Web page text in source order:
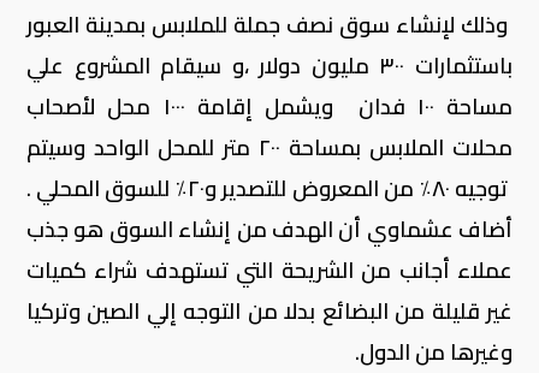
وذلك لإنشاء سوق نصف جملة للملابس بمدينة العبور
باستثمارات ٣٠٠ مليون دولار ،و سيقام المشروع علي
مساحة ١٠٠ فدان ويشمل إقامة ١٠٠٠ محل لأصحاب
محلات الملابس بمساحة ٢٠٠ متر للمحل الواحد وسيتم
توجيه ٨٠٪ من المعروض للتصدير و٢٠٪ للسوق المحلي .
أضاف عشماوي أن الهدف من إنشاء السوق هو جذب
عملاء أجانب من الشريحة التي تستهدف شراء كميات
غير قليلة من البضائع بدلا من التوجه إلي الصين وتركيا
وغيرها من الدول.